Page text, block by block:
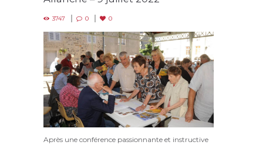
3747 0 0
Après une conférence passionnante et instructive